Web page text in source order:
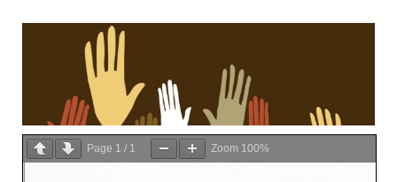
Page 1 / 1 Zoom 100%